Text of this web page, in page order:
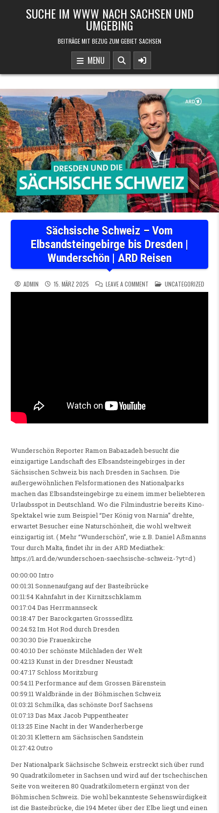
SUCHE IM WWW NACH SACHSEN UND
UMGEBING
BEITRÄGE MIT BEZUG ZUM GEBIET SACHSEN
MENU
Sächsische Schweiz – Vom
Elbsandsteingebirge bis Dresden |
Wunderschön | ARD Reisen
ADMIN 15. MÄRZ 2025 LEAVE A COMMENT ON SÄCHSISCHE SCHWEIZ
POSTED IN
UNCATEGORIZED
Wunderschön Reporter Ramon Babazadeh besucht die
einzigartige Landschaft des Elbsandsteingebirges in der
Sächsischen Schweiz bis nach Dresden in Sachsen. Die
außergewöhnlichen Felsformationen des Nationalparks
machen das Elbsandsteingebirge zu einem immer beliebteren
Urlaubsspot in Deutschland. Wo die Filmindustrie bereits Kino-
Spektakel wie zum Beispiel “Der König von Narnia” drehte,
erwartet Besucher eine Naturschönheit, die wohl weltweit
einzigartig ist. ( Mehr “Wunderschön”, wie z.B. Daniel Aßmanns
Tour durch Malta, findet ihr in der ARD Mediathek:
https://1.ard.de/wunderschoen-saechsische-schweiz-?yt=d )
00:00:00 Intro
00:01:31 Sonnenaufgang auf der Basteibrücke
00:11:54 Kahnfahrt in der Kirnitzschklamm
00:17:04 Das Herrmannseck
00:18:47 Der Barockgarten Grosssedlitz
00:24:52 Im Hot Rod durch Dresden
00:30:30 Die Frauenkirche
00:40:10 Der schönste Milchladen der Welt
00:42:13 Kunst in der Dresdner Neustadt
00:47:17 Schloss Moritzburg
00:54:11 Performance auf dem Grossen Bärenstein
00:59:11 Waldbrände in der Böhmischen Schweiz
01:03:21 Schmilka, das schönste Dorf Sachsens
01:07:13 Das Max Jacob Puppentheater
01:13:25 Eine Nacht in der Wanderherberge
01:20:31 Klettern am Sächsischen Sandstein
01:27:42 Outro
Der Nationalpark Sächsische Schweiz erstreckt sich über rund
90 Quadratkilometer in Sachsen und wird auf der tschechischen
Seite von weiteren 80 Quadratkilometern ergänzt von der
Böhmischen Schweiz. Die wohl bekannteste Sehenswürdigkeit
ist die Basteibrücke, die 194 Meter über der Elbe liegt und einen